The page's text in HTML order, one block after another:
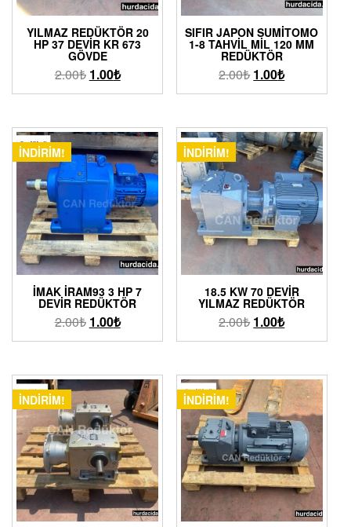
YILMAZ REDÜKTÖR 20
HP 37 DEVIR KR 673
GÖVDE
2.00₺ 1.00₺
SIFIR JAPON SUMITOMO
1-8 TAHVIL MIL 120 MM
REDÜKTÖR
2.00₺ 1.00₺
İNDIRIM!
İMAK İRAM93 3 HP 7
DEVIR REDÜKTÖR
2.00₺ 1.00₺
İNDIRIM!
18.5 KW 70 DEVIR
YILMAZ REDÜKTÖR
2.00₺ 1.00₺
İNDIRIM! İNDIRIM!